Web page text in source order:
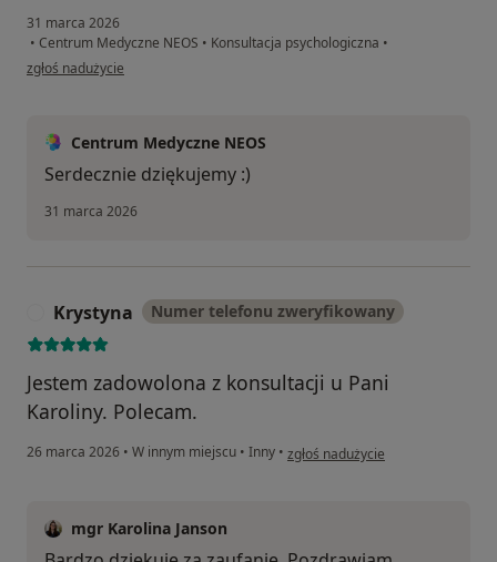
31 marca 2026
• Centrum Medyczne NEOS • Konsultacja psychologiczna •
w opinii użytkownika Łukasz
zgłoś nadużycie
Centrum Medyczne NEOS
Serdecznie dziękujemy :)
31 marca 2026
Krystyna Numer telefonu zweryfikowany
Jestem zadowolona z konsultacji u Pani
Karoliny. Polecam.
26 marca 2026 • W innym miejscu • Inny • w opinii użytkownika Krystyna
zgłoś nadużycie
mgr Karolina Janson